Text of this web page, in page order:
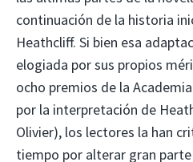
continuación de la historia
Heathcliff. Si bien esa
elogiada por sus propios
ocho premios de la
por la interpretación de
Olivier), los lectores la han
tiempo por alterar gran parte